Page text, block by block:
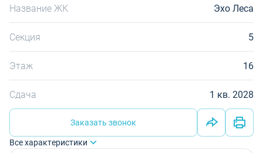
Название ЖК Эхо Леса
Секция 5
Этаж 16
Сдача 1 кв. 2028
Заказать звонок
Все характеристики